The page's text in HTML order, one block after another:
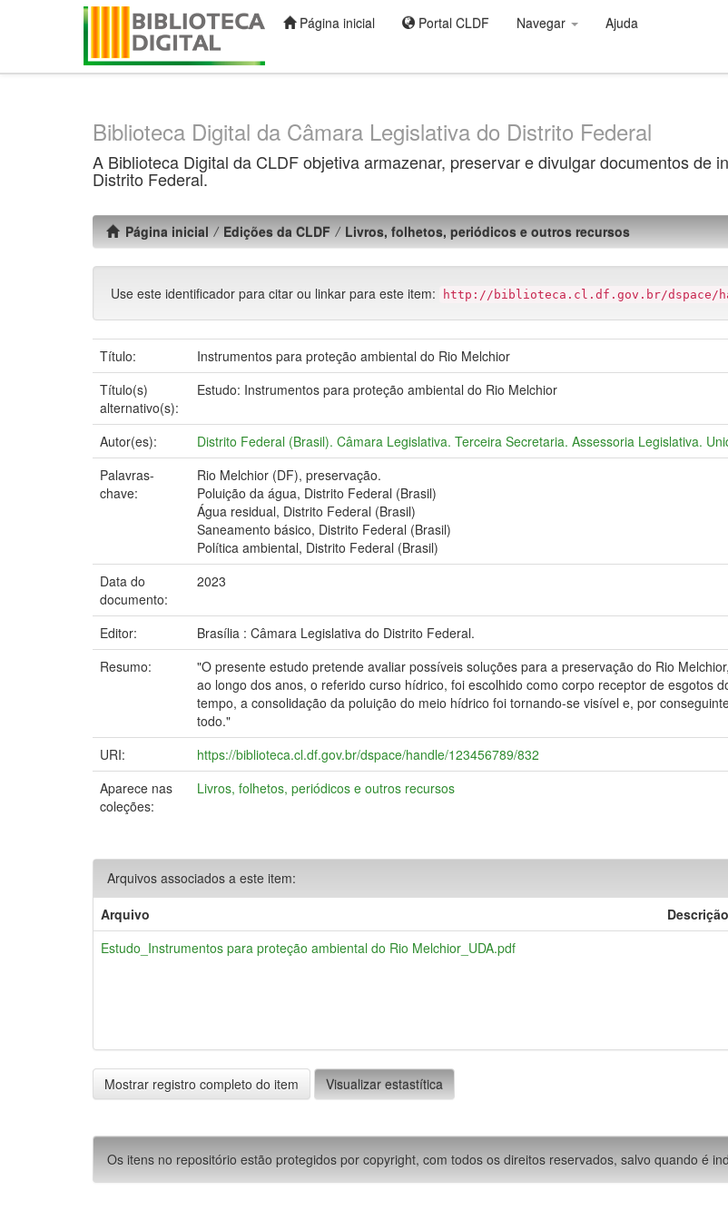
Página inicial Portal CLDF Navegar Ajuda
Biblioteca Digital da Câmara Legislativa do Distrito Federal
A Biblioteca Digital da CLDF objetiva armazenar, preservar e divulgar documentos de
Distrito Federal.
Página inicial Edições da CLDF Livros, folhetos, periódicos e outros recursos
Use este identificador para citar ou linkar para este item: http://biblioteca.cl.df.gov.br/dspace/
Título:
Instrumentos para proteção ambiental do Rio Melchior
Título(s)
alternativo(s):
Estudo: Instrumentos para proteção ambiental do Rio Melchior
Autor(es):
Distrito Federal (Brasil). Câmara Legislativa. Terceira Secretaria. Assessoria Legislativa.
Palavras-
chave:
Rio Melchior (DF), preservação.
Poluição da água, Distrito Federal (Brasil)
Água residual, Distrito Federal (Brasil)
Saneamento básico, Distrito Federal (Brasil)
Política ambiental, Distrito Federal (Brasil)
Data do
documento:
2023
Editor:
Brasília : Câmara Legislativa do Distrito Federal.
Resumo:
"O presente estudo pretende avaliar possíveis soluções para a preservação do Rio
ao longo dos anos, o referido curso hídrico, foi escolhido como corpo receptor de esgotos
tempo, a consolidação da poluição do meio hídrico foi tornando-se visível e, por
todo."
URI:
https://biblioteca.cl.df.gov.br/dspace/handle/123456789/832
Aparece nas
coleções:
Livros, folhetos, periódicos e outros recursos
Arquivos associados a este item:
Arquivo
Descrição
Estudo_Instrumentos para proteção ambiental do Rio Melchior_UDA.pdf
Mostrar registro completo do item Visualizar estastítica
Os itens no repositório estão protegidos por copyright, com todos os direitos reservados, salvo quando é